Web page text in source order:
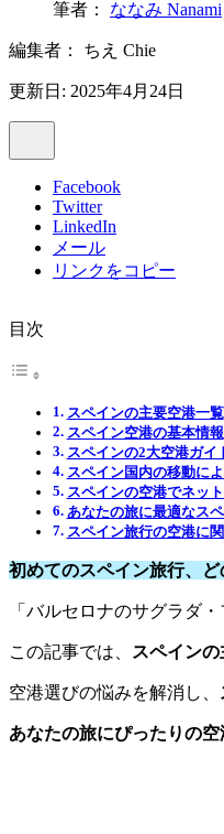
筆者： ななみ Nanami
編集者： ちえ Chie
更新日: 2025年4月24日
Facebook
Twitter
LinkedIn
メール
リンクをコピー
目次
スペインの主要空港一覧
スペイン空港の基本情報
スペインの2大空港ガイ
スペイン国内の移動に
スペインの空港でネッ
あなたの旅に最適なス
スペイン旅行の空港に
初めてのスペイン旅行、
「バルセロナのサグラダ
この記事では、 スペイン
空港選びの悩みを解消し、
あなたの旅にぴったりの空